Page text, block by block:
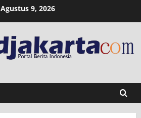
Agustus 9, 2026